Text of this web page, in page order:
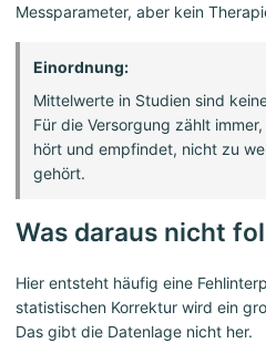
Messparameter, aber kein
Einordnung:
Mittelwerte in Studien sind
Für die Versorgung zählt
hört und empfindet, nicht zu
gehört.
Was daraus nicht
Hier entsteht häufig eine
statistischen Korrektur wird ein
Das gibt die Datenlage nicht her.